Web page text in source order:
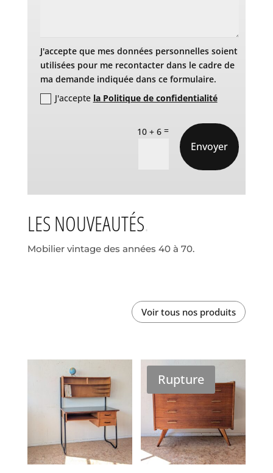
J'accepte que mes données personnelles soient
utilisées pour me recontacter dans le cadre de
ma demande indiquée dans ce formulaire.
J'accepte la Politique de confidentialité
10 + 6 =
Envoyer
LES NOUVEAUTÉS
Mobilier vintage des années 40 à 70.
Voir tous nos produits
Rupture